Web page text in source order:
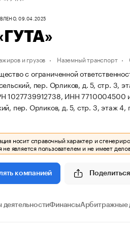
09.04.2025
и грузов Наземный транспорт
с ограниченной
пер. Орликов, д. 5, стр. 3,
1027739912738, ИНН 7710004500
пер. Орликов, д. 5, стр. 3, этаж 4,
носит справочный характер и
не является пользователем и не имеет
компанией Поделиться
деятельностиФинансыАрбитражные